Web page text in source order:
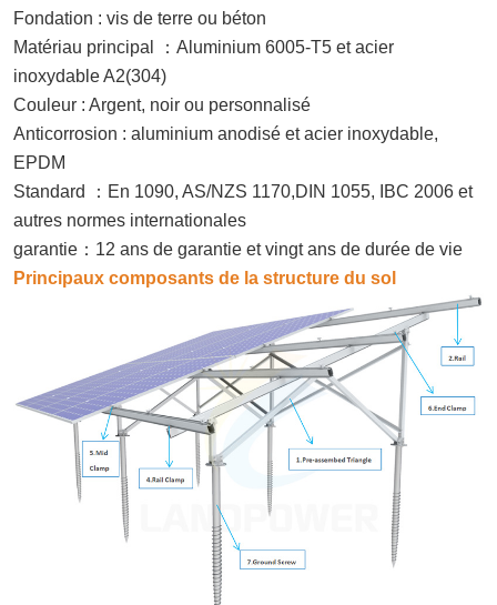
Fondation : vis de terre ou béton
Matériau principal
： Aluminium 6005-T5 et acier
inoxydable A2(304)
Couleur : Argent, noir ou personnalisé
Anticorrosion : aluminium anodisé et acier inoxydable,
EPDM
Standard
： En 1090, AS/NZS 1170,DIN 1055, IBC 2006 et
autres normes internationales
garantie ： 12 ans de garantie et vingt ans de durée de vie
Principaux composants de la structure du sol